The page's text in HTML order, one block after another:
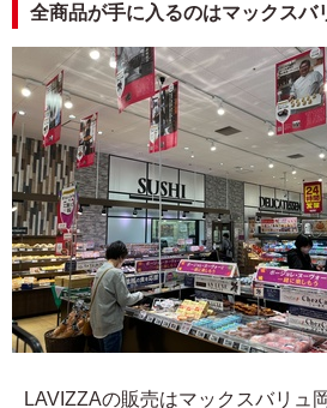
全商品が手に入るのはマックスバ
LAVIZZAの販売はマックスバリュ